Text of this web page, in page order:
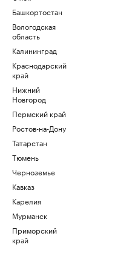
Башкортостан
Вологодская
область
Калининград
Краснодарский
край
Нижний
Новгород
Пермский край
Ростов-на-Дону
Татарстан
Тюмень
Черноземье
Кавказ
Карелия
Мурманск
Приморский
край